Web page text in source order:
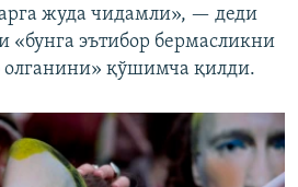
жуда чидамли», — деди
«бунга эътибор бермасликни
олганини» қўшимча қилди.